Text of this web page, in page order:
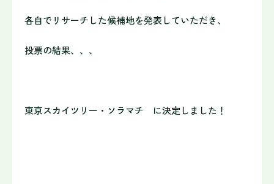
各自でリサーチした候補地を発表していただき、
投票の結果、、、
東京スカイツリー・ソラマチ に決定しました！